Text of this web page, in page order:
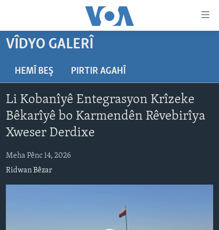
Yekser
here
naveroka
serekî
here
Malpera
Yekser
Lêgerînê
NÛÇE
FOTO GALERÎ
AMERÎKA
TIRKÎYE
ÎRAQ
ÎRAN
VÎDYO GALERÎ
HEMÎ BEŞ PIRTIR AGAHÎ
Li Kobanîyê Entegrasyon Krîzeke
Bêkarîyê bo Karmendên Rêvebirîya
Xweser Derdixe
Meha Pênc 14, 2026
Ridwan Bêzar